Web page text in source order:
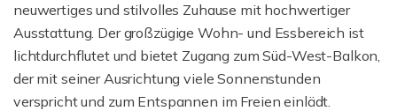
neuwertiges und stilvolles Zuhause mit hochwertiger
Ausstattung. Der großzügige Wohn- und Essbereich ist
lichtdurchflutet und bietet Zugang zum Süd-West-Balkon,
der mit seiner Ausrichtung viele Sonnenstunden
verspricht und zum Entspannen im Freien einlädt.